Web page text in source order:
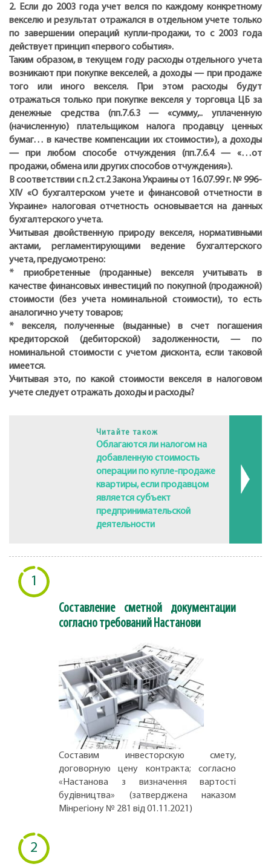
2. Если до 2003 года учет велся по каждому конкретному
векселю и результат отражался в отдельном учете только
по завершении операций купли-продажи, то с 2003 года
действует принцип «первого события».
Таким образом, в текущем году расходы отдельного учета
возникают при покупке векселей, а доходы — при продаже
того или иного векселя. При этом расходы будут
отражаться только при покупке векселя у торговца ЦБ за
денежные средства (пп.7.6.3 — «сумму,.. уплаченную
(начисленную) плательщиком налога продавцу ценных
бумаг… в качестве компенсации их стоимости»), а доходы
— при любом способе отчуждения (пп.7.6.4 — «…от
продажи, обмена или других способов отчуждения»).
В соответствии с п.2 ст.2 Закона Украины от 16.07.99 г. № 996-
XIV «О бухгалтерском учете и финансовой отчетности в
Украине» налоговая отчетность основывается на данных
бухгалтерского учета.
Учитывая двойственную природу векселя, нормативными
актами, регламентирующими ведение бухгалтерского
учета, предусмотрено:
* приобретенные (проданные) векселя учитывать в
качестве финансовых инвестиций по покупной (продажной)
стоимости (без учета номинальной стоимости), то есть
аналогично учету товаров;
* векселя, полученные (выданные) в счет погашения
кредиторской (дебиторской) задолженности, — по
номинальной стоимости с учетом дисконта, если таковой
имеется.
Учитывая это, по какой стоимости векселя в налоговом
учете следует отражать доходы и расходы?
Читайте також
Облагаются ли налогом на
добавленную стоимость
операции по купле-продаже
квартиры, если продавцом
является субъект
предпринимательской
деятельности
1
Составление сметной документации
согласно требований Настанови
Составим инвесторскую смету,
договорную цену контракта; согласно
«Настанова з визначення вартості
будівництва» (затверджена наказом
Мінрегіону № 281 від 01.11.2021)
2